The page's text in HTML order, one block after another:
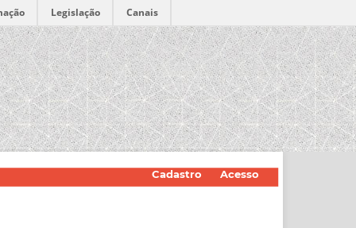
Legislação Canais
Cadastro Acesso